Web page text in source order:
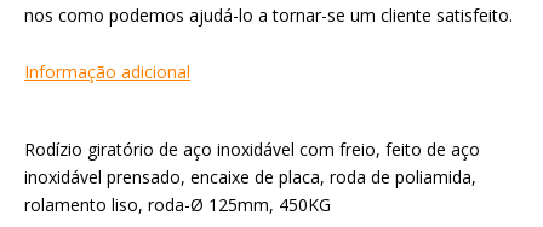
nos como podemos ajudá-lo a tornar-se um cliente satisfeito.
Informação adicional
Rodízio giratório de aço inoxidável com freio, feito de aço
inoxidável prensado, encaixe de placa, roda de poliamida,
rolamento liso, roda-Ø 125mm, 450KG